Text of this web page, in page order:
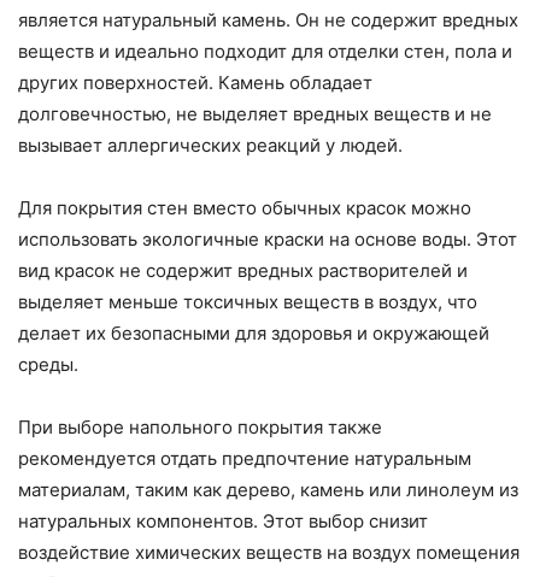
является натуральный камень. Он не содержит вредных
веществ и идеально подходит для отделки стен, пола и
других поверхностей. Камень обладает
долговечностью, не выделяет вредных веществ и не
вызывает аллергических реакций у людей.
Для покрытия стен вместо обычных красок можно
использовать экологичные краски на основе воды. Этот
вид красок не содержит вредных растворителей и
выделяет меньше токсичных веществ в воздух, что
делает их безопасными для здоровья и окружающей
среды.
При выборе напольного покрытия также
рекомендуется отдать предпочтение натуральным
материалам, таким как дерево, камень или линолеум из
натуральных компонентов. Этот выбор снизит
воздействие химических веществ на воздух помещения